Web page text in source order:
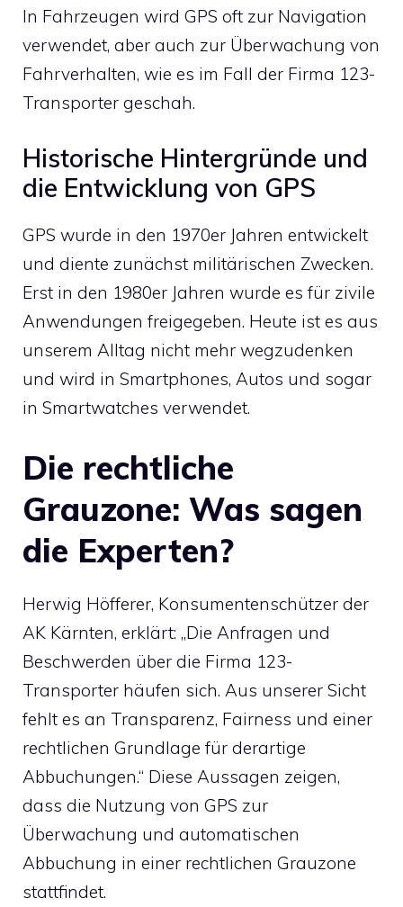
In Fahrzeugen wird GPS oft zur Navigation
verwendet, aber auch zur Überwachung von
Fahrverhalten, wie es im Fall der Firma 123-
Transporter geschah.
Historische Hintergründe und
die Entwicklung von GPS
GPS wurde in den 1970er Jahren entwickelt
und diente zunächst militärischen Zwecken.
Erst in den 1980er Jahren wurde es für zivile
Anwendungen freigegeben. Heute ist es aus
unserem Alltag nicht mehr wegzudenken
und wird in Smartphones, Autos und sogar
in Smartwatches verwendet.
Die rechtliche
Grauzone: Was sagen
die Experten?
Herwig Höfferer, Konsumentenschützer der
AK Kärnten, erklärt: „Die Anfragen und
Beschwerden über die Firma 123-
Transporter häufen sich. Aus unserer Sicht
fehlt es an Transparenz, Fairness und einer
rechtlichen Grundlage für derartige
Abbuchungen.“ Diese Aussagen zeigen,
dass die Nutzung von GPS zur
Überwachung und automatischen
Abbuchung in einer rechtlichen Grauzone
stattfindet.